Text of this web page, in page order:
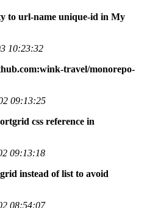
to url-name unique-id in My
10:23:32
travel/monorepo-
09:13:25
css reference in
09:13:18
instead of list to avoid
08:54:07